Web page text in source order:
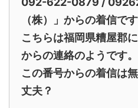
（株）」からの着信です
こちらは福岡県糟屋郡
からの連絡のようです。
この番号からの着信は
丈夫？